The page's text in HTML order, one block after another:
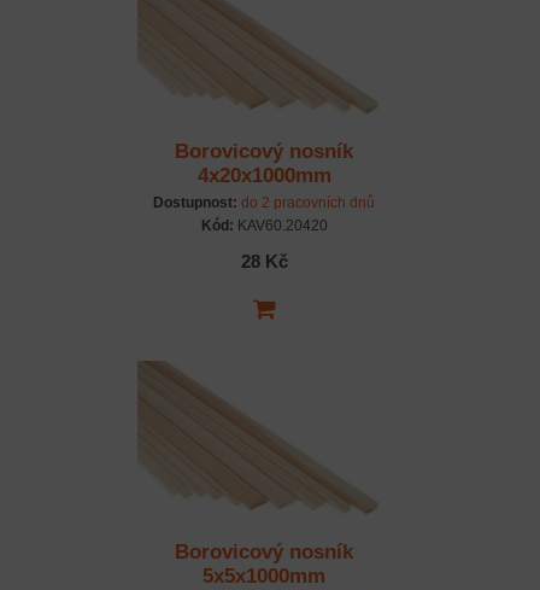
Borovicový nosník
4x20x1000mm
Dostupnost: do 2 pracovních dnů
Kód: KAV60.20420
28 Kč
Borovicový nosník
5x5x1000mm